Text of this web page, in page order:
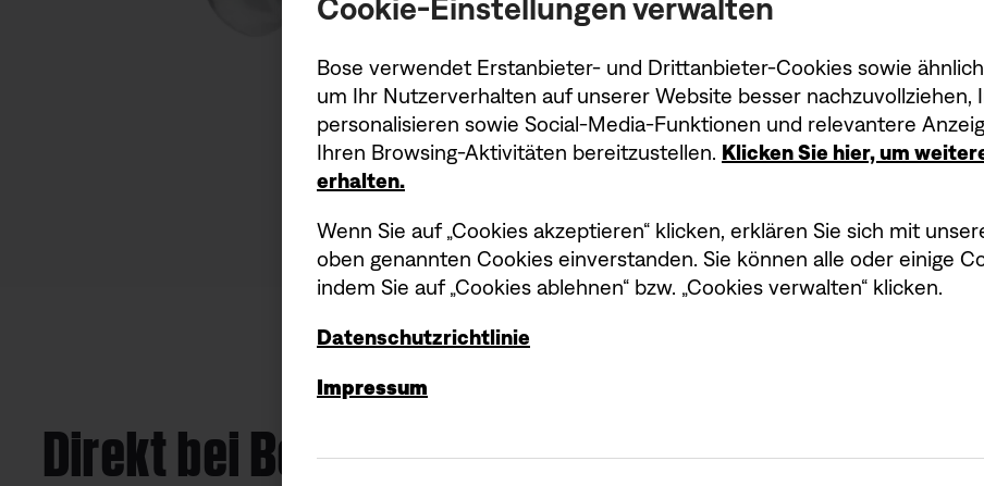
Direkt bei Bose kaufen – deine Vorteile
Cookie-Einstellungen verwalten
Bose verwendet Erstanbieter- und Drittanbieter-Cookies sowie
um Ihr Nutzerverhalten auf unserer Website besser nachzuvollziehen,
personalisieren sowie Social-Media-Funktionen und relevantere
Ihren Browsing-Aktivitäten bereitzustellen. Klicken Sie hier, um
erhalten.
Wenn Sie auf „Cookies akzeptieren“ klicken, erklären Sie sich mit
oben genannten Cookies einverstanden. Sie können alle oder einige
indem Sie auf „Cookies ablehnen“ bzw. „Cookies verwalten“ klicken.
Datenschutzrichtlinie
Impressum